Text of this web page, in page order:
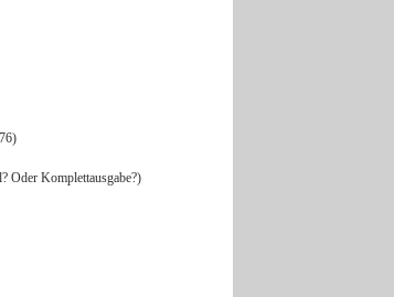
Oder Komplettausgabe?)